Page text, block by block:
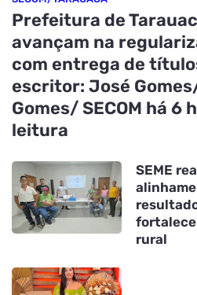
Prefeitura de
avançam na
com entrega de
escritor: José
Gomes/ SECOM há 6
leitura
SEME
rural